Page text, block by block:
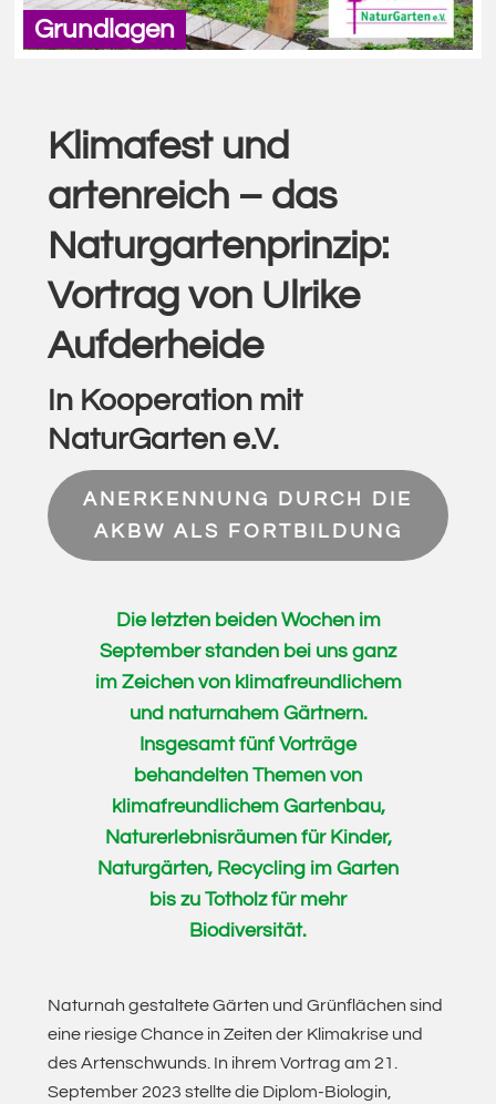
Klimafest und
artenreich – das
Naturgartenprinzip:
Vortrag von Ulrike
Aufderheide
In Kooperation mit
NaturGarten e.V.
ANERKENNUNG DURCH DIE
AKBW ALS FORTBILDUNG
Die letzten beiden Wochen im
September standen bei uns ganz
im Zeichen von klimafreundlichem
und naturnahem Gärtnern.
Insgesamt fünf Vorträge
behandelten Themen von
klimafreundlichem Gartenbau,
Naturerlebnisräumen für Kinder,
Naturgärten, Recycling im Garten
bis zu Totholz für mehr
Biodiversität.
Naturnah gestaltete Gärten und Grünflächen sind
eine riesige Chance in Zeiten der Klimakrise und
des Artenschwunds. In ihrem Vortrag am 21.
September 2023 stellte die Diplom-Biologin,